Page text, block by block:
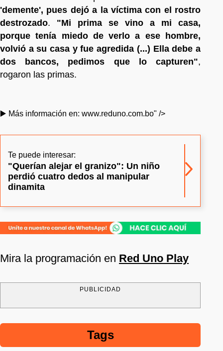
'demente', pues dejó a la víctima con el rostro
destrozado. "Mi prima se vino a mi casa,
porque tenía miedo de verlo a ese hombre,
volvió a su casa y fue agredida (...) Ella debe a
dos bancos, pedimos que lo capturen",
rogaron las primas.
▶️ Más información en: www.reduno.com.bo" />
Te puede interesar:
"Querían alejar el granizo": Un niño
perdió cuatro dedos al manipular
dinamita
Mira la programación en Red Uno Play
PUBLICIDAD
Tags